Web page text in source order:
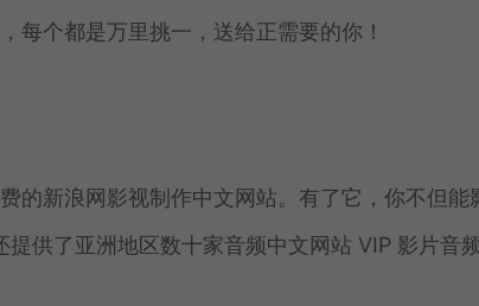
的新浪网影视制作中文网站。有了它，你不但
提供了亚洲地区数十家音频中文网站 VIP 影片音